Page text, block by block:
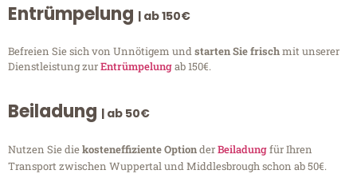
Entrümpelung | ab 150€
Befreien Sie sich von Unnötigem undstarten Sie frischmit unserer
Dienstleistung zurEntrümpelungab 150€.
Beiladung | ab 50€
Nutzen Sie diekosteneffiziente OptionderBeiladungfür Ihren
Transport zwischen Wuppertal und Middlesbrough schon ab 50€.